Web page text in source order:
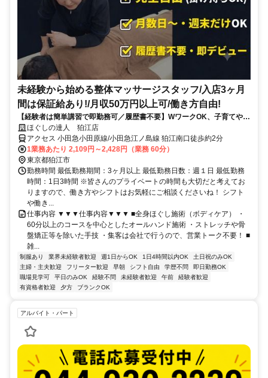
未経験から始める整体マッサージスタッフ/入店3ヶ月
間は保証給あり!/月収50万円以上可/働き方自由!
【経験者は簡単講習で即勤務可／履歴書不要】WワークOK、子育てや介
護、他の仕事をしながら自分に合った働き方をしている方が活躍中
ほぐしの達人 狛江店
アクセス 小田急小田原線/小田急江ノ島線 狛江南口徒歩約2分
1業務あたり 2,109円～2,428円（業務 60分）
東京都狛江市
勤務時間 最低勤務期間：3ヶ月以上 最低勤務日数：週１日 最低勤務
時間：1日3時間 ※皆さんのプライベートの時間も大切だと考えてお
りますので、働き方やシフトはお気軽にご相談くださいね！ シフト
や働き...
仕事内容 ▼▼▼仕事内容▼▼▼ ■全身ほぐし施術（ボディケア） ・
60分以上のコースを中心としたオールハンド施術 ・ストレッチや骨
盤矯正等を除いた手技 ・集客は会社で行うので、営業トーク不要！ ■
雑...
制服あり 業界未経験者歓迎 週1日からOK 1日4時間以内OK
土日祝のみOK
主婦・主夫歓迎
フリーター歓迎 早朝 シフト自由 学歴不問
即日勤務OK
職場見学可
平日のみOK 経験不問 未経験者歓迎 午前
経験者歓迎
有資格者歓迎
夕方 ブランクOK
アルバイト・パート